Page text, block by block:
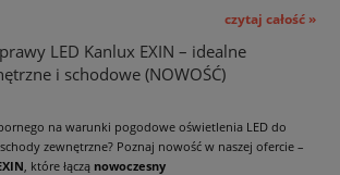
czytaj całość »
LED Kanlux EXIN – idealne
i schodowe (NOWOŚĆ)
na warunki pogodowe oświetlenia LED do
zewnętrzne? Poznaj nowość w naszej ofercie –
, które łączą nowoczesny